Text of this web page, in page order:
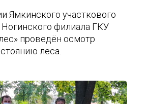
Ямкинского участкового
филиала ГКУ
проведён осмотр
леса.